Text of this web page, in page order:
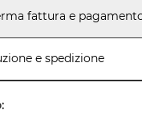
fattura e
e spedizione